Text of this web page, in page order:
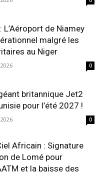
L’Aéroport de Niamey
malgré les
au Niger
0
britannique Jet2
pour l’été 2027 !
0
Africain : Signature
de Lomé pour
et la baisse des